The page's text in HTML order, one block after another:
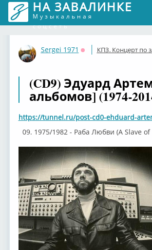
НА ЗАВАЛИНКЕ
Музыкальная
соцсеть
Sergei 1971
Оффлайн
КПЗ. Концерт по
(CD9) Эдуард
альбомов] (1974-
https://tunnel.ru/post-cd0-ehduard-
09. 1975/1982 - Раба Любви (A Slave of